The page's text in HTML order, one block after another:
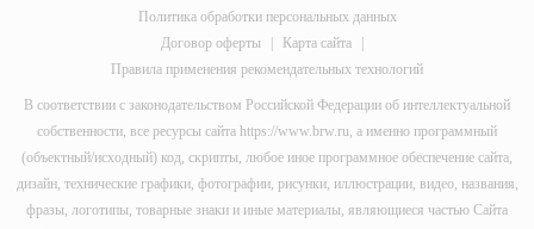
Политика обработки персональных данных
Договор оферты
Карта сайта
Правила применения рекомендательных технологий
В соответствии с законодательством Российской Федерации об интеллектуальной
собственности, все ресурсы сайта https://www.brw.ru, а именно программный
(объектный/исходный) код, скрипты, любое иное программное обеспечение сайта,
дизайн, технические графики, фотографии, рисунки, иллюстрации, видео, названия,
фразы, логотипы, товарные знаки и иные материалы, являющиеся частью Сайта